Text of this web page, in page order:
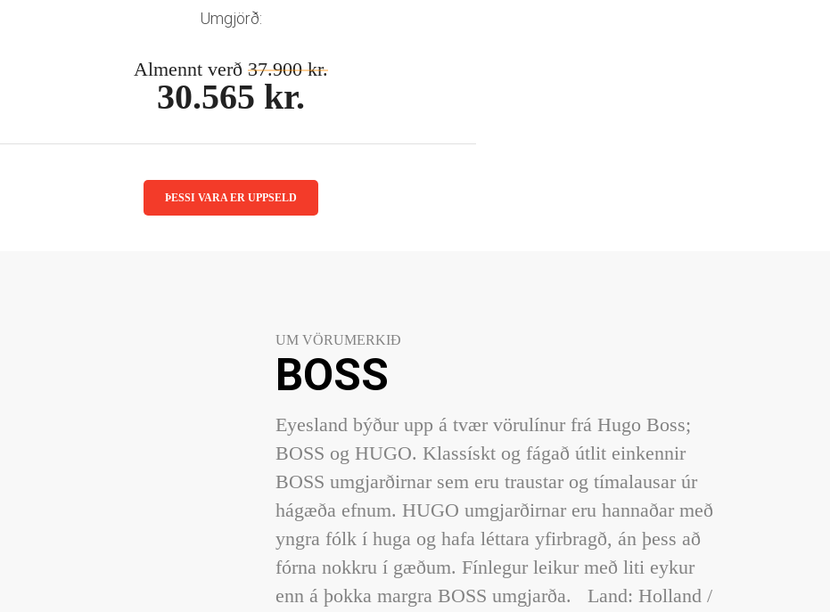
Umgjörð:
Almennt verð 37.900 kr.
30.565 kr.
ÞESSI VARA ER UPPSELD
UM VÖRUMERKIÐ
BOSS
Eyesland býður upp á tvær vörulínur frá Hugo Boss;
BOSS og HUGO. Klassískt og fágað útlit einkennir
BOSS umgjarðirnar sem eru traustar og tímalausar úr
hágæða efnum. HUGO umgjarðirnar eru hannaðar með
yngra fólk í huga og hafa léttara yfirbragð, án þess að
fórna nokkru í gæðum. Fínlegur leikur með liti eykur
enn á þokka margra BOSS umgjarða. Land: Holland /